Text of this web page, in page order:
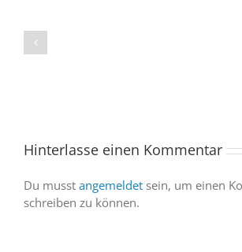
dabei
Hinterlasse einen Kommentar
Du musst angemeldet sein, um einen
schreiben zu können.